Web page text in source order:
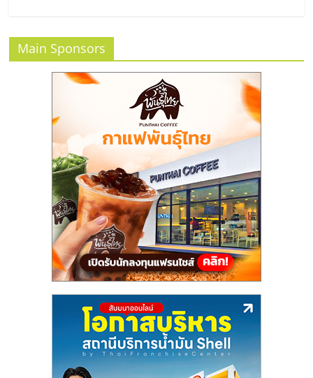
ไชส์,
ปรึกษา
แฟ
ไชส์,
รวม
แฟ
Main Sponsors